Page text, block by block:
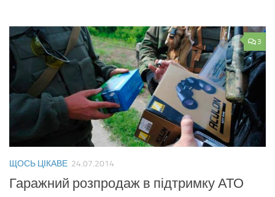
3
ЩОСЬ ЦІКАВЕ 24.07.2014
Гаражний розпродаж в підтримку АТО